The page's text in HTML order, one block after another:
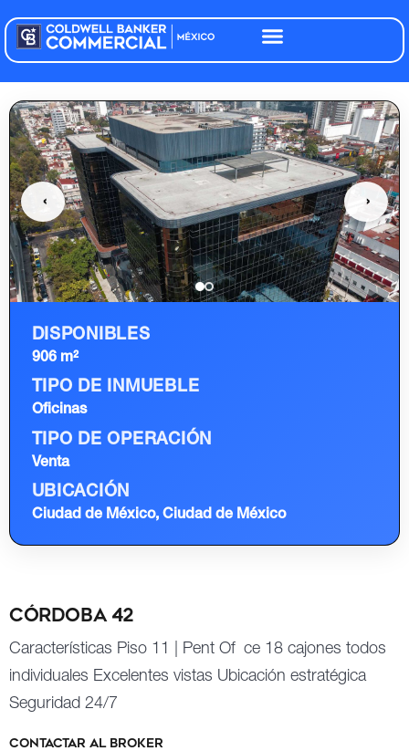
‹ ›
DISPONIBLES
906 m²
TIPO DE INMUEBLE
Oficinas
TIPO DE OPERACIÓN
Venta
UBICACIÓN
Ciudad de México, Ciudad de México
Córdoba 42
Características Piso 11 | Pent Of ce 18 cajones todos
individuales Excelentes vistas Ubicación estratégica
Seguridad 24/7
Contactar al broker